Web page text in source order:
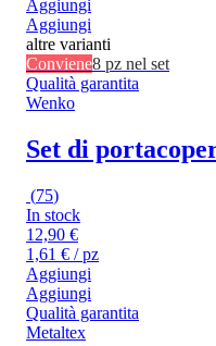
Aggiungi
Aggiungi
altre varianti
Conviene8 pz nel set
Qualità garantita
Wenko
Set di
(75)
In stock
12,90 €
1,61 € / pz
Aggiungi
Aggiungi
Qualità garantita
Metaltex